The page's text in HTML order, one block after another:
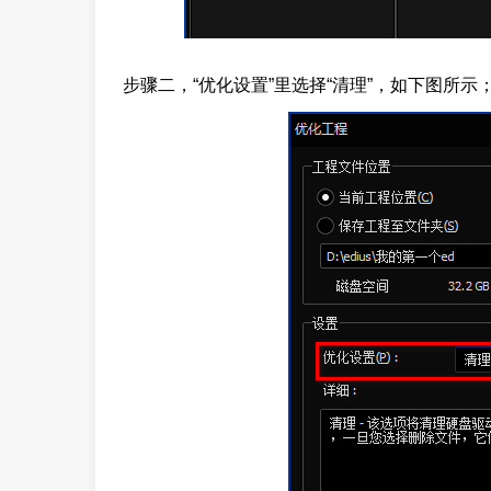
步骤二，“优化设置”里选择“清理”，如下图所示